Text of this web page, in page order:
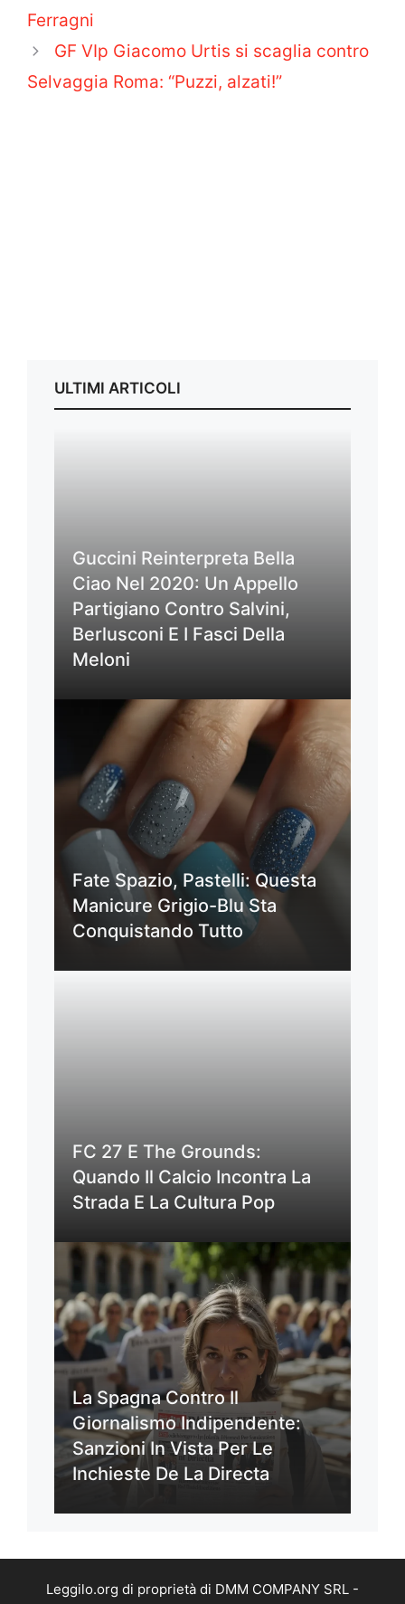
Ferragni
GF VIp Giacomo Urtis si scaglia contro
Selvaggia Roma: “Puzzi, alzati!”
ULTIMI ARTICOLI
Guccini Reinterpreta Bella
Ciao Nel 2020: Un Appello
Partigiano Contro Salvini,
Berlusconi E I Fasci Della
Meloni
Fate Spazio, Pastelli: Questa
Manicure Grigio-Blu Sta
Conquistando Tutto
FC 27 E The Grounds:
Quando Il Calcio Incontra La
Strada E La Cultura Pop
La Spagna Contro Il
Giornalismo Indipendente:
Sanzioni In Vista Per Le
Inchieste De La Directa
Leggilo.org di proprietà di DMM COMPANY SRL -